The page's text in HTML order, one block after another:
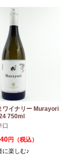
ワイナリー Murayori
750ml
口
円（税込）
に楽しむ♪